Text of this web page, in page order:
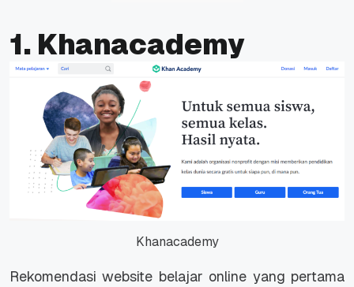
1. Khanacademy
Khanacademy
Rekomendasiwebsite belajar online yang pertama